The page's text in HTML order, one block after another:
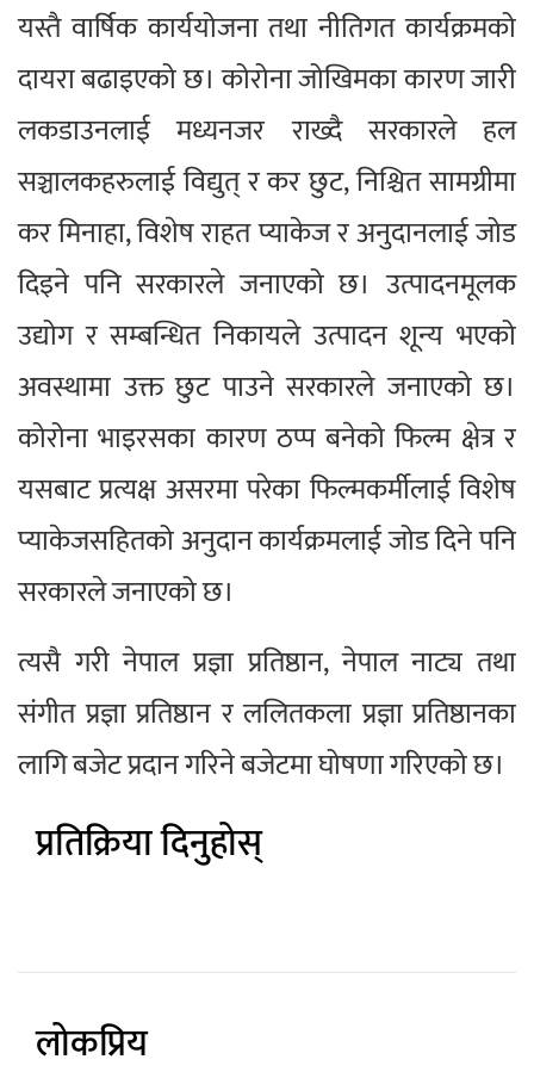
यस्तै वार्षिक कार्ययोजना तथा नीतिगत कार्यक्रमको
दायरा बढाइएको छ। कोरोना जोखिमका कारण जारी
लकडाउनलाई मध्यनजर राख्दै सरकारले हल
सञ्चालकहरुलाई विद्युत् र कर छुट, निश्चित सामग्रीमा
कर मिनाहा, विशेष राहत प्याकेज र अनुदानलाई जोड
दिइने पनि सरकारले जनाएको छ। उत्पादनमूलक
उद्योग र सम्बन्धित निकायले उत्पादन शून्य भएको
अवस्थामा उक्त छुट पाउने सरकारले जनाएको छ।
कोरोना भाइरसका कारण ठप्प बनेको फिल्म क्षेत्र र
यसबाट प्रत्यक्ष असरमा परेका फिल्मकर्मीलाई विशेष
प्याकेजसहितको अनुदान कार्यक्रमलाई जोड दिने पनि
सरकारले जनाएको छ।
त्यसै गरी नेपाल प्रज्ञा प्रतिष्ठान, नेपाल नाट्य तथा
संगीत प्रज्ञा प्रतिष्ठान र ललितकला प्रज्ञा प्रतिष्ठानका
लागि बजेट प्रदान गरिने बजेटमा घोषणा गरिएको छ।
प्रतिक्रिया दिनुहोस्
लोकप्रिय